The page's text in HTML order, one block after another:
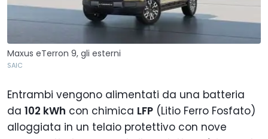
Maxus eTerron 9, gli esterni
SAIC
Entrambi vengono alimentati da una batteria
da 102 kWh con chimica LFP (Litio Ferro Fosfato)
alloggiata in un telaio protettivo con nove